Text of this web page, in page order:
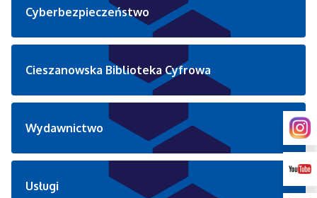
Cyberbezpieczeństwo
Cieszanowska Biblioteka Cyfrowa
Wydawnictwo
Usługi